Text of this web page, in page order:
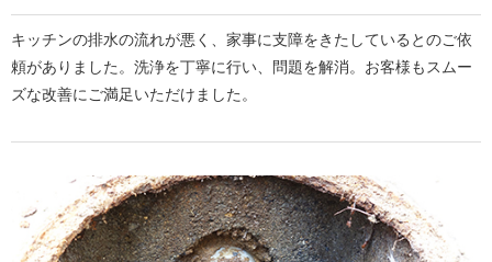
キッチンの排水の流れが悪く、家事に支障をきたしているとのご依
頼がありました。洗浄を丁寧に行い、問題を解消。お客様もスムー
ズな改善にご満足いただけました。